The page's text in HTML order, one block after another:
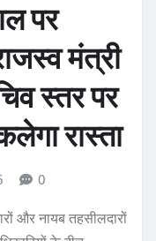
पर
मंत्री
स्तर पर
रास्ता
0
और नायब तहसीलदारों